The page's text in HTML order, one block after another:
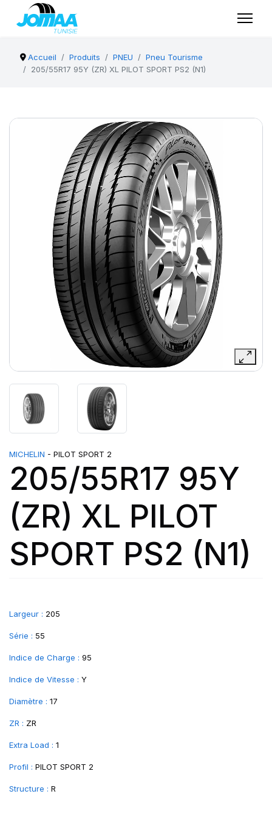
Accueil Produits PNEU
Pneu Tourisme
205/55R17 95Y (ZR) XL PILOT SPORT PS2 (N1)
MICHELIN - PILOT SPORT 2
205/55R17 95Y
(ZR) XL PILOT
SPORT PS2 (N1)
Largeur : 205
Série : 55
Indice de Charge : 95
Indice de Vitesse : Y
Diamètre : 17
ZR : ZR
Extra Load : 1
Profil : PILOT SPORT 2
Structure : R